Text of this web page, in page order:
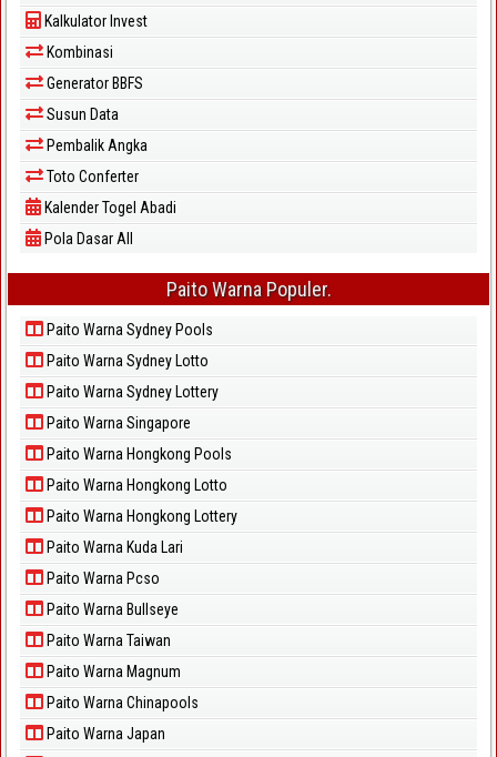
Kalkulator Invest
Kombinasi
Generator BBFS
Susun Data
Pembalik Angka
Toto Conferter
Kalender Togel Abadi
Pola Dasar All
Paito Warna Populer.
Paito Warna Sydney Pools
Paito Warna Sydney Lotto
Paito Warna Sydney Lottery
Paito Warna Singapore
Paito Warna Hongkong Pools
Paito Warna Hongkong Lotto
Paito Warna Hongkong Lottery
Paito Warna Kuda Lari
Paito Warna Pcso
Paito Warna Bullseye
Paito Warna Taiwan
Paito Warna Magnum
Paito Warna Chinapools
Paito Warna Japan